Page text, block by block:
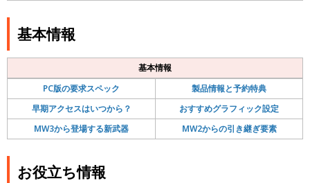
基本情報
基本情報
PC版の要求スペック
製品情報と予約特典
早期アクセスはいつから？
おすすめグラフィック設定
MW3から登場する新武器
MW2からの引き継ぎ要素
お役立ち情報